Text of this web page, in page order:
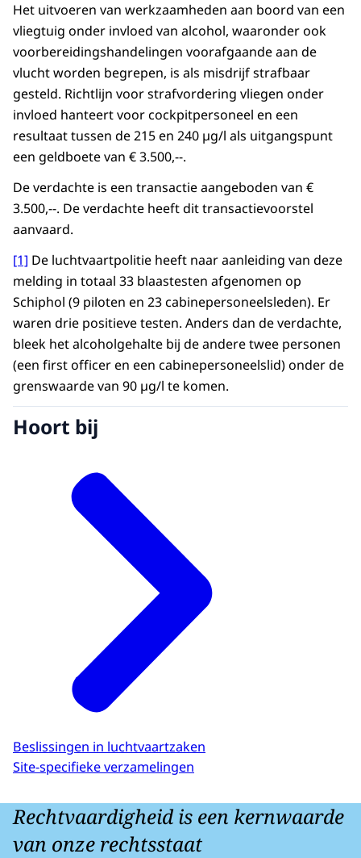
Het uitvoeren van werkzaamheden aan boord van een
vliegtuig onder invloed van alcohol, waaronder ook
voorbereidingshandelingen voorafgaande aan de
vlucht worden begrepen, is als misdrijf strafbaar
gesteld. Richtlijn voor strafvordering vliegen onder
invloed hanteert voor cockpitpersoneel en een
resultaat tussen de 215 en 240 µg/l als uitgangspunt
een geldboete van € 3.500,--.
De verdachte is een transactie aangeboden van €
3.500,--. De verdachte heeft dit transactievoorstel
aanvaard.
[1] De luchtvaartpolitie heeft naar aanleiding van deze
melding in totaal 33 blaastesten afgenomen op
Schiphol (9 piloten en 23 cabinepersoneelsleden). Er
waren drie positieve testen. Anders dan de verdachte,
bleek het alcoholgehalte bij de andere twee personen
(een first officer en een cabinepersoneelslid) onder de
grenswaarde van 90 µg/l te komen.
Hoort bij
Beslissingen in luchtvaartzaken
Site-specifieke verzamelingen
Rechtvaardigheid is een kernwaarde
van onze rechtsstaat